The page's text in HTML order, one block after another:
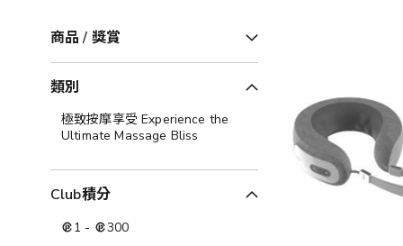
商品 / 獎賞
類別
極致按摩享受 Experience the
Ultimate Massage Bliss
Club積分
1 -
300